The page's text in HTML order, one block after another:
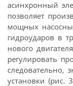
асинхронный
позволяет
мощных
гидроударов в
нового
регулировать
следовательно,
установки (рис.